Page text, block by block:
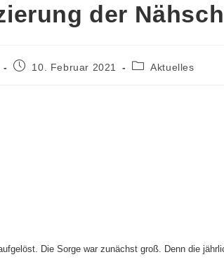
der
10. Februar 2021 Aktuelles
Die Sorge war zunächst groß. Denn die j